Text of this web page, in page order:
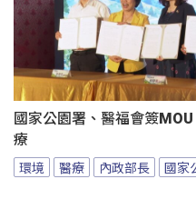
國家公園署、醫福會簽
療
環境 醫療 內政部長 國家